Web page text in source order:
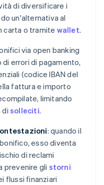
di diversificare i
un'alternativa al
carta o tramite wallet.
via open banking
di errori di pagamento,
(codice IBAN del
fattura e importo
limitando
di solleciti.
: quando il
esso diventa
di reclami
prevenire gli storni
flussi finanziari